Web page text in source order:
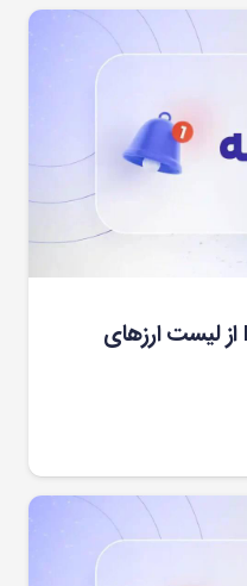
حذف رمز ارز LUCE , DNX از لیست ارزهای